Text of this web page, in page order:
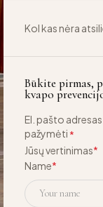
Kol kas nėra
Būkite pirmas,
kvapo
El. pašto
pažymėti *
Jūsų vertinimas*
Name*